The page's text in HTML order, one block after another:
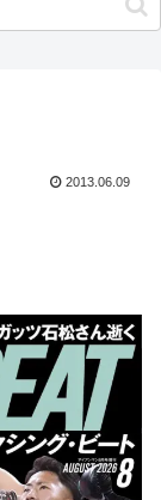
2013.06.09